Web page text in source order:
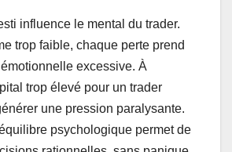
influence le mental du trader.
trop faible, chaque perte prend
excessive. À
trop élevé pour un trader
une pression paralysante.
psychologique permet de